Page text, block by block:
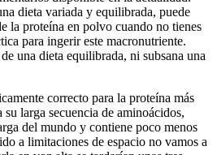
dieta variada y equilibrada, puede
la proteína en polvo cuando no tienes
para ingerir este macronutriente.
una dieta equilibrada, ni subsana una
correcto para la proteína más
larga secuencia de aminoácidos,
del mundo y contiene poco menos
a limitaciones de espacio no vamos a